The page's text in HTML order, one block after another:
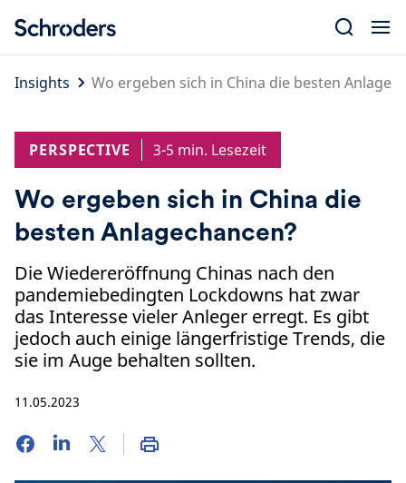
content
Insights
Wo ergeben sich in China die besten
PERSPECTIVE 3-5 min. Lesezeit
Wo ergeben sich in China die
besten Anlagechancen?
Die Wiedereröffnung Chinas nach den
pandemiebedingten Lockdowns hat zwar
das Interesse vieler Anleger erregt. Es gibt
jedoch auch einige längerfristige Trends, die
sie im Auge behalten sollten.
11.05.2023